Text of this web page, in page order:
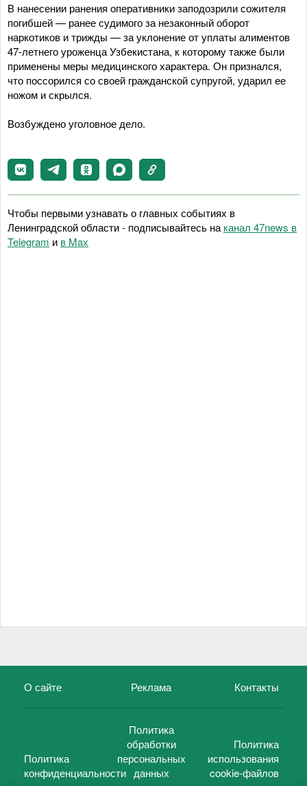
В нанесении ранения оперативники заподозрили сожителя
погибшей — ранее судимого за незаконный оборот
наркотиков и трижды — за уклонение от уплаты алиментов
47-летнего уроженца Узбекистана, к которому также были
применены меры медицинского характера. Он признался,
что поссорился со своей гражданской супругой, ударил ее
ножом и скрылся.
Возбуждено уголовное дело.
Чтобы первыми узнавать о главных событиях в
Ленинградской области - подписывайтесь на канал 47news в
Telegram и в Maх
О сайте Реклама Контакты
Политика
конфиденциальности
Политика
обработки
персональных
данных
Политика
использования
cookie-файлов